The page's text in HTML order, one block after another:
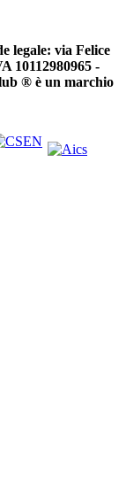
legale: via Felice
10112980965 -
® è un marchio